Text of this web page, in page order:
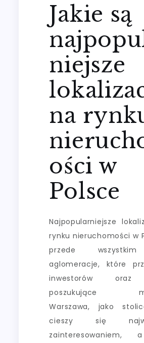
Jakie są
niejsze
na
ości w
Polsce
Najpopularniejsze
rynku nieruchomości w
przede
aglomeracje, które
inwestorów oraz
poszukujące
Warszawa, jako
cieszy się
zainteresowaniem,